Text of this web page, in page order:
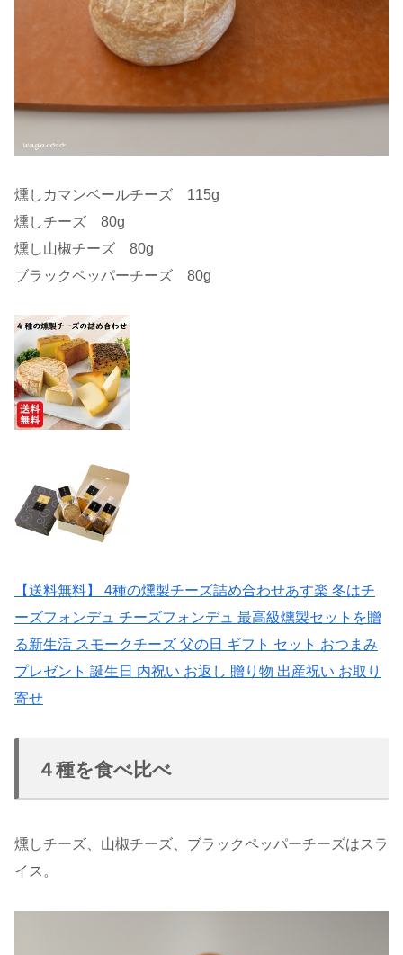
燻しカマンベールチーズ 115g
燻しチーズ 80g
燻し山椒チーズ 80g
ブラックペッパーチーズ 80g
【送料無料】 4種の燻製チーズ詰め合わせあす楽 冬はチ
ーズフォンデュ チーズフォンデュ 最高級燻製セットを贈
る新生活 スモークチーズ 父の日 ギフト セット おつまみ
プレゼント 誕生日 内祝い お返し 贈り物 出産祝い お取り
寄せ
４種を食べ比べ
燻しチーズ、山椒チーズ、ブラックペッパーチーズはスラ
イス。